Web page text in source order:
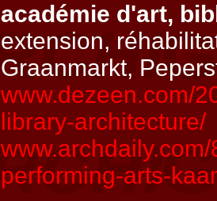
académie d'art,
extension,
Graanmarkt,
www.dezeen.com/
library-architecture/
performing-arts-